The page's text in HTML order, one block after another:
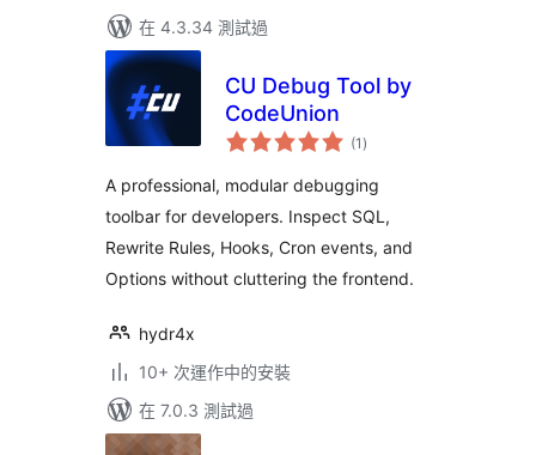
在 4.3.34 測試過
CU Debug Tool by
CodeUnion
(1 總
評)
A professional, modular debugging
toolbar for developers. Inspect SQL,
Rewrite Rules, Hooks, Cron events, and
Options without cluttering the frontend.
hydr4x
10+ 次運作中的安裝
在 7.0.3 測試過